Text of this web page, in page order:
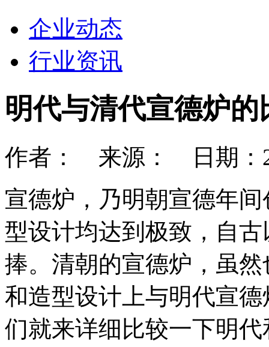
企业动态
行业资讯
明代与清代宣德炉的
作者： 来源： 日期：
宣德炉，乃明朝宣德年
型设计均达到极致，自
捧。清朝的宣德炉，虽
和造型设计上与明代宣
们就来详细比较一下明